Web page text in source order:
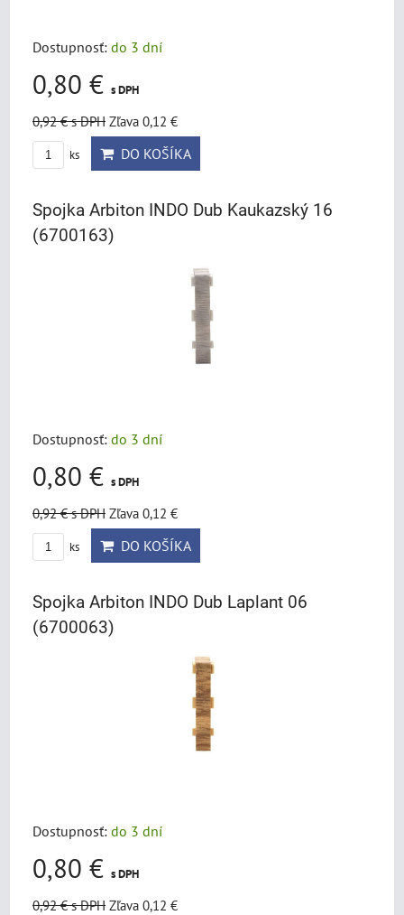
Dostupnosť: do 3 dní
0,80 € s DPH
0,92 €s DPH Zľava 0,12 €
ks DO KOŠÍKA
Spojka Arbiton INDO Dub Kaukazský 16
(6700163)
Dostupnosť: do 3 dní
0,80 € s DPH
0,92 €s DPH Zľava 0,12 €
ks DO KOŠÍKA
Spojka Arbiton INDO Dub Laplant 06
(6700063)
Dostupnosť: do 3 dní
0,80 € s DPH
0,92 €s DPH Zľava 0,12 €